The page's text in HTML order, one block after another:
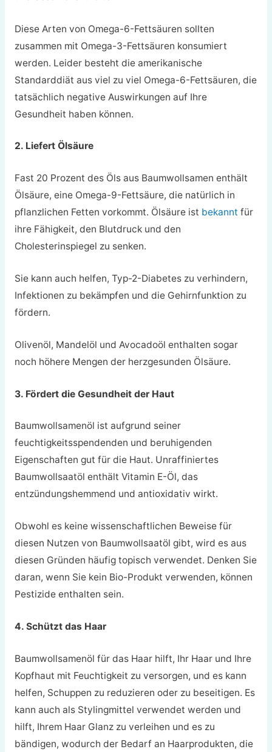
Diese Arten von Omega-6-Fettsäuren sollten
zusammen mit Omega-3-Fettsäuren konsumiert
werden. Leider besteht die amerikanische
Standarddiät aus viel zu viel Omega-6-Fettsäuren, die
tatsächlich negative Auswirkungen auf Ihre
Gesundheit haben können.
2. Liefert Ölsäure
Fast 20 Prozent des Öls aus Baumwollsamen enthält
Ölsäure, eine Omega-9-Fettsäure, die natürlich in
pflanzlichen Fetten vorkommt. Ölsäure ist bekannt für
ihre Fähigkeit, den Blutdruck und den
Cholesterinspiegel zu senken.
Sie kann auch helfen, Typ-2-Diabetes zu verhindern,
Infektionen zu bekämpfen und die Gehirnfunktion zu
fördern.
Olivenöl, Mandelöl und Avocadoöl enthalten sogar
noch höhere Mengen der herzgesunden Ölsäure.
3. Fördert die Gesundheit der Haut
Baumwollsamenöl ist aufgrund seiner
feuchtigkeitsspendenden und beruhigenden
Eigenschaften gut für die Haut. Unraffiniertes
Baumwollsaatöl enthält Vitamin E-Öl, das
entzündungshemmend und antioxidativ wirkt.
Obwohl es keine wissenschaftlichen Beweise für
diesen Nutzen von Baumwollsaatöl gibt, wird es aus
diesen Gründen häufig topisch verwendet. Denken Sie
daran, wenn Sie kein Bio-Produkt verwenden, können
Pestizide enthalten sein.
4. Schützt das Haar
Baumwollsamenöl für das Haar hilft, Ihr Haar und Ihre
Kopfhaut mit Feuchtigkeit zu versorgen, und es kann
helfen, Schuppen zu reduzieren oder zu beseitigen. Es
kann auch als Stylingmittel verwendet werden und
hilft, Ihrem Haar Glanz zu verleihen und es zu
bändigen, wodurch der Bedarf an Haarprodukten, die